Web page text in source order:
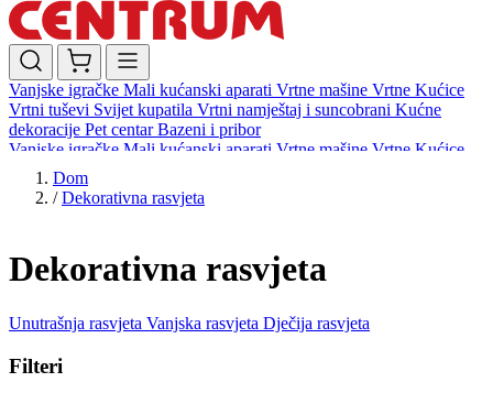
Vanjske igračke Mali kućanski aparati Vrtne mašine Vrtne Kućice
Vrtni tuševi Svijet kupatila Vrtni namještaj i suncobrani Kućne
dekoracije Pet centarBazeni i pribor
Vanjske igračke Mali kućanski aparati Vrtne mašine Vrtne Kućice
Vrtni tuševi
dekoracijePet centar Bazeni i pribor
Dom
/ Dekorativna rasvjeta
Dekorativna rasvjeta
Unutrašnja rasvjeta Vanjska rasvjeta Dječija rasvjeta
Filteri